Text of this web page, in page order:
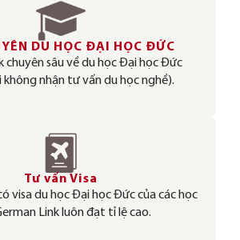
DU HỌC ĐẠI HỌC ĐỨC
chuyên sâu về du học Đại học Đức
không nhận tư vấn du học nghề).
Tư vấn Visa
visa du học Đại học Đức của các học
Link luôn đạt tỉ lệ cao.